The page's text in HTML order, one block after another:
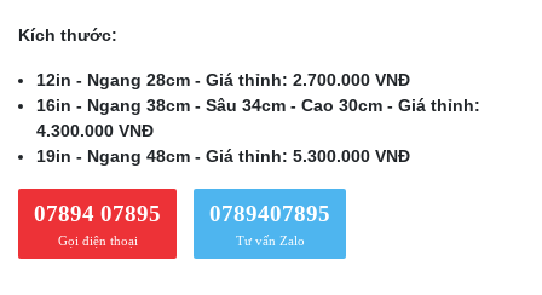
Kích thước:
12in - Ngang 28cm - Giá thỉnh: 2.700.000 VNĐ
16in - Ngang 38cm - Sâu 34cm - Cao 30cm - Giá thỉnh:
4.300.000 VNĐ
19in - Ngang 48cm - Giá thỉnh: 5.300.000 VNĐ
07894 07895
Gọi điện thoại
0789407895
Tư vấn Zalo